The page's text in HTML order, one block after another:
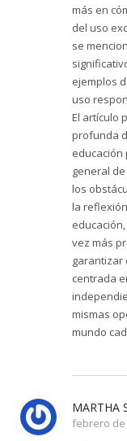
más en
del uso
se
ejemplos
uso
El artículo
profunda
educación
general
los
la
vez más
garantizar
centrada
mismas
mundo
MARTHA
febrero de